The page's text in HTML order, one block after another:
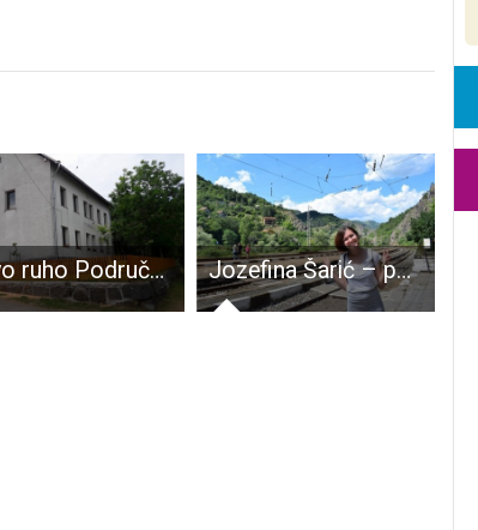
Novo ruho Područne škole Lički Novi Jozefina Šarić – putoholičarka u krizi dvadesetih godina